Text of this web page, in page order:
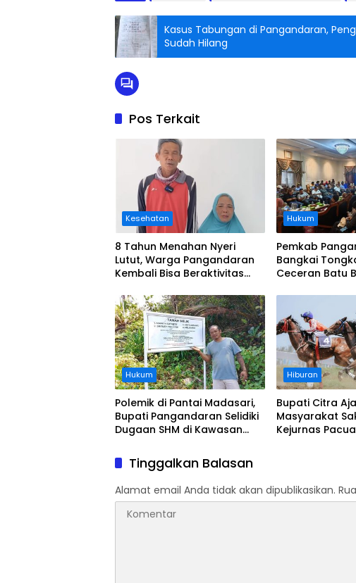
Kasus Tabungan di Pangandaran,
Sudah Hilang
Pos Terkait
Kesehatan
8 Tahun Menahan Nyeri
Lutut, Warga Pangandaran
Kembali Bisa Beraktivitas
Ditanggung BPJS
Hukum
Pemkab
Bangkai
Ceceran Batu
Koordinasi
Hukum
Polemik di Pantai Madasari,
Bupati Pangandaran Selidiki
Dugaan SHM di Kawasan
Hiburan
Bupati Citra
Masyarakat
Kejurnas
Tinggalkan Balasan
Alamat email Anda tidak akan dipublikasikan.